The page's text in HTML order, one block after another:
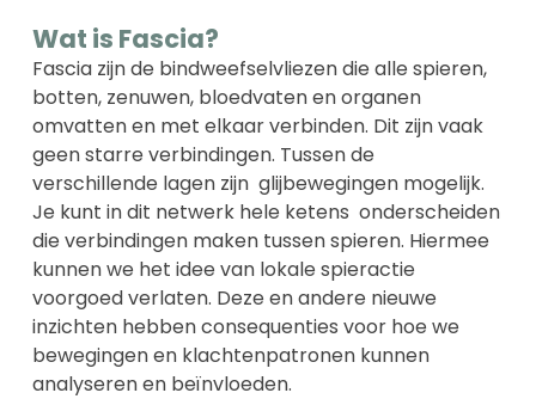
Wat is Fascia?
Fascia zijn de bindweefselvliezen die alle spieren,
botten, zenuwen, bloedvaten en organen
omvatten en met elkaar verbinden. Dit zijn vaak
geen starre verbindingen. Tussen de
verschillende lagen zijn glijbewegingen mogelijk.
Je kunt in dit netwerk hele ketens onderscheiden
die verbindingen maken tussen spieren. Hiermee
kunnen we het idee van lokale spieractie
voorgoed verlaten. Deze en andere nieuwe
inzichten hebben consequenties voor hoe we
bewegingen en klachtenpatronen kunnen
analyseren en beïnvloeden.